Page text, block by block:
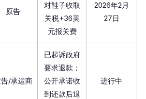
原告
对鞋子收取
关税+36美
元报关费
2026年2月
27日
/承运商
已起诉政府
要求退款；
公开承诺收
到还款后退
进行中